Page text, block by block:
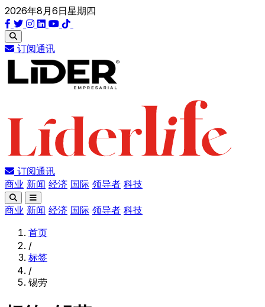
2026年8月6日星期四
订阅通讯
订阅通讯
商业 新闻 经济 国际 领导者 科技
商业 新闻 经济 国际 领导者 科技
首页
/
标签
/
锡劳